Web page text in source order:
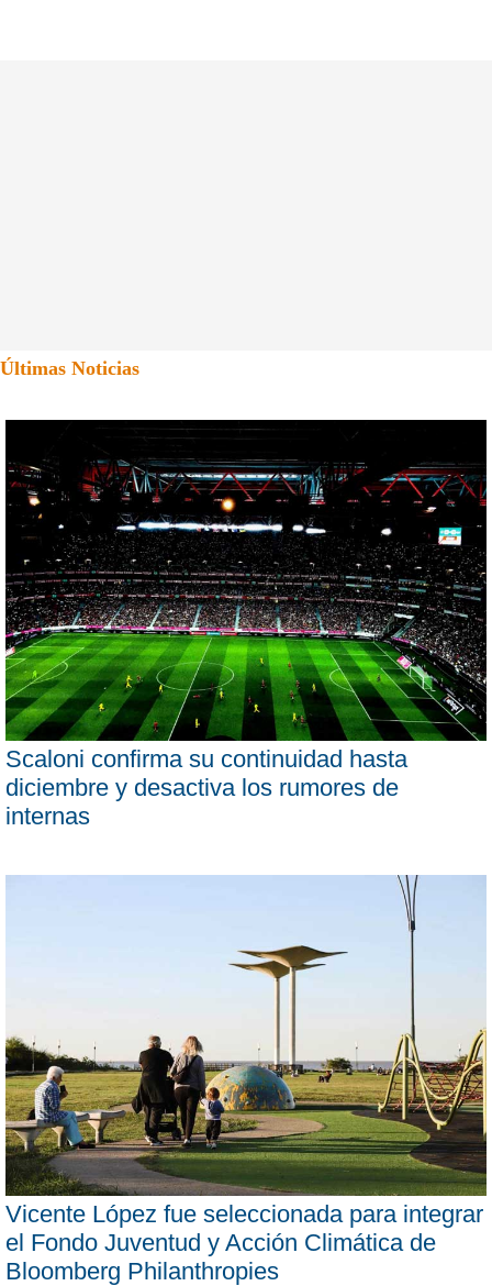
Últimas Noticias
Scaloni confirma su continuidad hasta
diciembre y desactiva los rumores de
internas
Vicente López fue seleccionada para integrar
el Fondo Juventud y Acción Climática de
Bloomberg Philanthropies